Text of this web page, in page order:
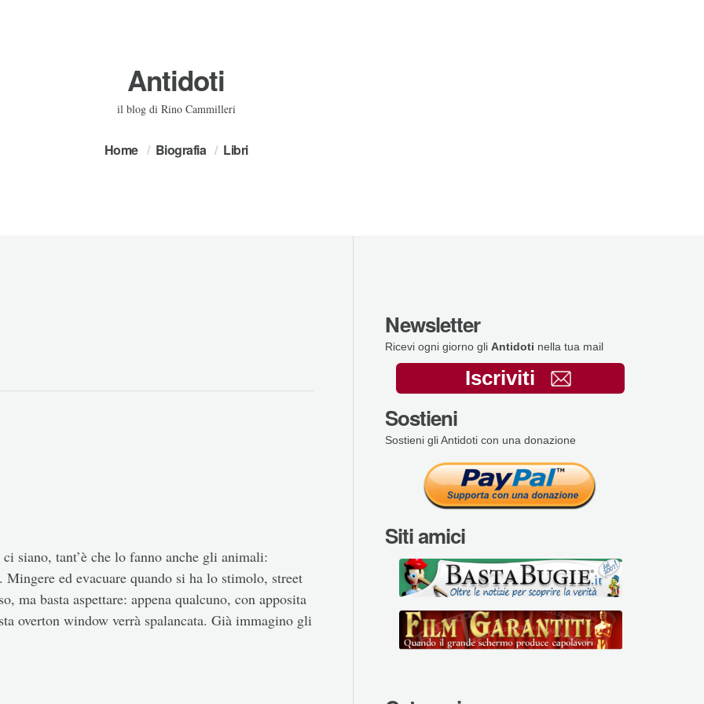
Antidoti
il blog di Rino Cammilleri
Home Biografia Libri
siano, tant’è che lo fanno anche gli animali:
ed evacuare quando si ha lo stimolo, street
ma basta aspettare: appena qualcuno, con apposita
overton window verrà spalancata. Già immagino gli
Newsletter
Ricevi ogni giorno gli Antidoti nella tua mail
Iscriviti
Sostieni
Sostieni gli Antidoti con una donazione
Siti amici